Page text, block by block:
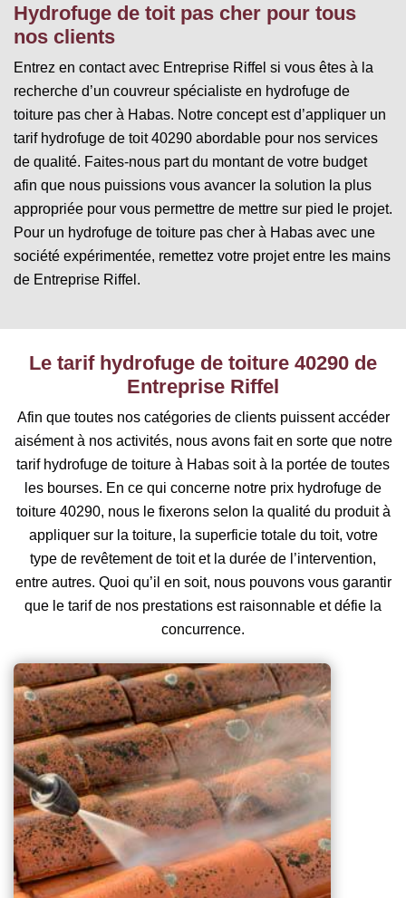
Hydrofuge de toit pas cher pour tous
nos clients
Entrez en contact avec Entreprise Riffel si vous êtes à la
recherche d’un couvreur spécialiste en hydrofuge de
toiture pas cher à Habas. Notre concept est d’appliquer un
tarif hydrofuge de toit 40290 abordable pour nos services
de qualité. Faites-nous part du montant de votre budget
afin que nous puissions vous avancer la solution la plus
appropriée pour vous permettre de mettre sur pied le projet.
Pour un hydrofuge de toiture pas cher à Habas avec une
société expérimentée, remettez votre projet entre les mains
de Entreprise Riffel.
Le tarif hydrofuge de toiture 40290 de
Entreprise Riffel
Afin que toutes nos catégories de clients puissent accéder
aisément à nos activités, nous avons fait en sorte que notre
tarif hydrofuge de toiture à Habas soit à la portée de toutes
les bourses. En ce qui concerne notre prix hydrofuge de
toiture 40290, nous le fixerons selon la qualité du produit à
appliquer sur la toiture, la superficie totale du toit, votre
type de revêtement de toit et la durée de l’intervention,
entre autres. Quoi qu’il en soit, nous pouvons vous garantir
que le tarif de nos prestations est raisonnable et défie la
concurrence.